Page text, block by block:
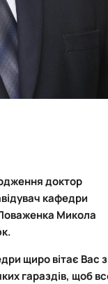
доктор
кафедри
Поваженка Микола
щиро вітає Вас з
гараздів, щоб